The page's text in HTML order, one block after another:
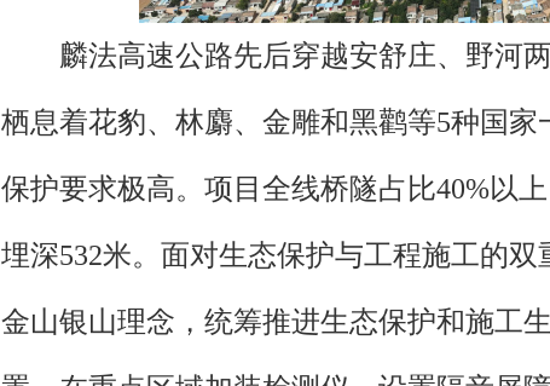
麟法高速公路先后穿越安舒庄、野河
栖息着花豹、林麝、金雕和黑鹳等5种国
保护要求极高。项目全线桥隧占比40%以
埋深532米。面对生态保护与工程施工的
金山银山理念，统筹推进生态保护和施工